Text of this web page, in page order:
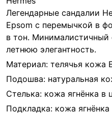
Легендарные сандалии
Epsom с перемычкой в
в тон.
летнюю элегантность.
Материал: телячья кожа
Подошва: натуральная
Стелька: кожа ягнёнка в
Подкладка: кожа ягнёнка